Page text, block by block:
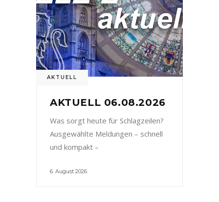
AKTUELL
AKTUELL 06.08.2026
Was sorgt heute für Schlagzeilen?
Ausgewählte Meldungen – schnell
und kompakt –
6. August 2026